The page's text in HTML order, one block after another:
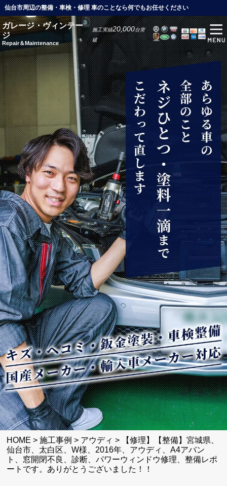
仙台市周辺の整備・車検・修理 車のことなら何でもお任せください
ガレージ・ヴィンテー
ジ
Repair＆Maintenance
施工実績20,000台突
破
HOME >施工事例 > アウディ >
【修理】【整備】宮城県、
仙台市、太白区、W様、2016年、アウディ、A4アバン
ト、窓開閉不良、診断、パワーウィンドウ修理、整備レポ
ートです。ありがとうございました！！